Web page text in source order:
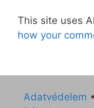
This site uses
how your
Adatvédelem •